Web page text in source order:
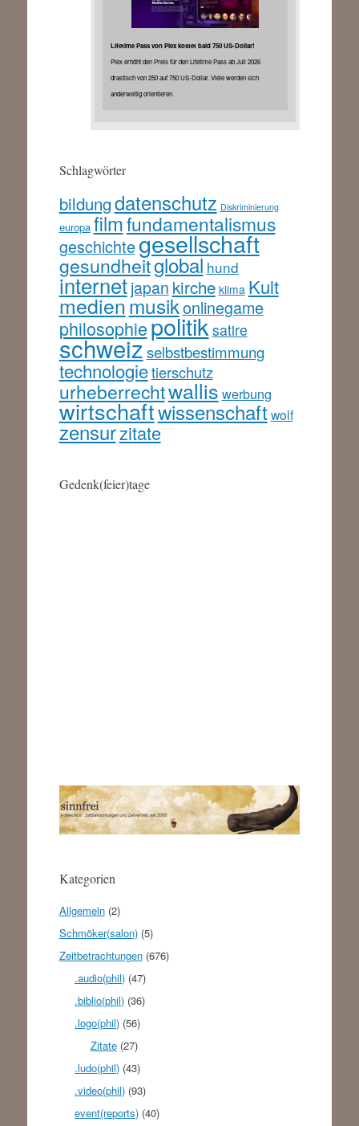
Lifetime Pass von Plex kostet bald 750 US-Dollar!
Plex erhöht den Preis für den Lifetime Pass ab Juli 2026
drastisch von 250 auf 750 US-Dollar. Viele werden sich
anderweitig orientieren.
Schlagwörter
bildungdatenschutz Diskriminierung
europa filmfundamentalismus
geschichtegesellschaft
gesundheitglobal hund
internetjapan kirche klima Kult
medienmusikonlinegame
philosophiepolitiksatire
schweizselbstbestimmung
technologietierschutz
urheberrechtwallis werbung
wirtschaftwissenschaft wolf
zensurzitate
Gedenk(feier)tage
Kategorien
Allgemein(2)
Schmöker(salon)(5)
Zeitbetrachtungen(676)
.audio(phil) (47)
.biblio(phil) (36)
.logo(phil) (56)
Zitate(27)
.ludo(phil) (43)
.video(phil) (93)
event(reports) (40)